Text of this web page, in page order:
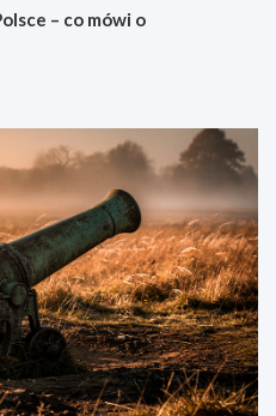
– co mówi o